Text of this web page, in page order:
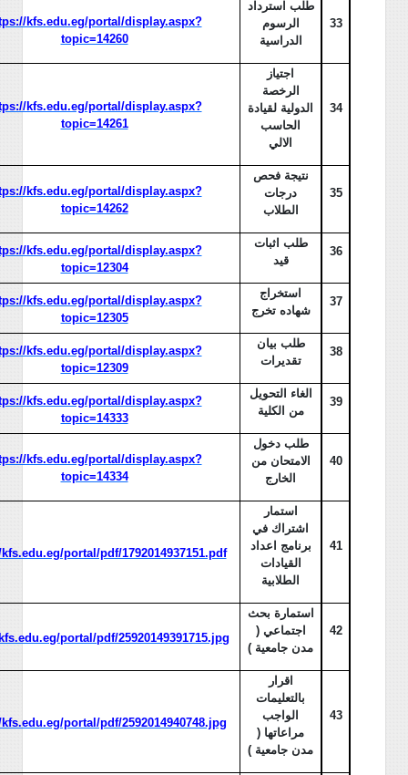
33
طلب استرداد
الرسوم
الدراسية
kfs.edu.eg/portal/display.aspx?
topic=14260
34
اجتياز
الرخصة
الدولية لقيادة
الحاسب
الالي
kfs.edu.eg/portal/display.aspx?
topic=14261
35
نتيجة فحص
درجات
الطلاب
kfs.edu.eg/portal/display.aspx?
topic=14262
36
طلب اثبات
قيد
kfs.edu.eg/portal/display.aspx?
topic=12304
37
استخراج
شهاده تخرج
kfs.edu.eg/portal/display.aspx?
topic=12305
38
طلب بيان
تقديرات
kfs.edu.eg/portal/display.aspx?
topic=12309
39
الغاء التحويل
من الكلية
kfs.edu.eg/portal/display.aspx?
topic=14333
40
طلب دخول
الامتحان من
الخارج
kfs.edu.eg/portal/display.aspx?
topic=14334
41
استمار
اشتراك في
برنامج اعداد
القيادات
الطلابية
portal/pdf/1792014937151.pdf
42
استمارة بحث
اجتماعي (
مدن جامعية )
portal/pdf/25920149391715.jpg
43
اقرار
بالتعليمات
الواجب
مراعاتها (
مدن جامعية )
portal/pdf/2592014940748.jpg